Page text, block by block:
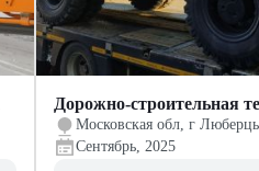
Дорожно-строительная
Московская обл, г
Сентябрь, 2025